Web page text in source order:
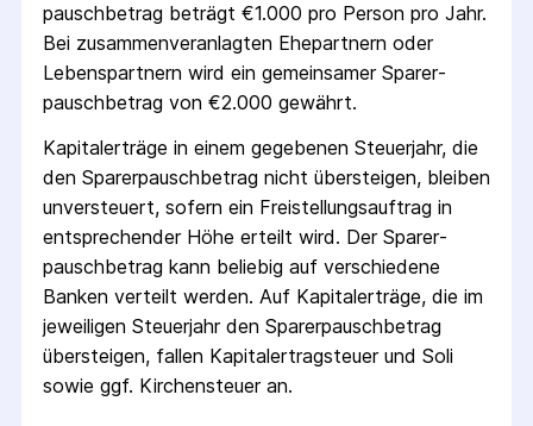
pausch­betrag beträgt €1.000 pro Person pro Jahr.
Bei zusammenveranlagten Ehepartnern oder
Lebenspartnern wird ein gemeinsamer Sparer­
pausch­betrag von €2.000 gewährt.
Kapitalerträge in einem gegebenen Steuerjahr, die
den Sparer­pausch­betrag nicht übersteigen, bleiben
unversteuert, sofern ein Freistellungs­auftrag in
entsprechender Höhe erteilt wird. Der Sparer­
pausch­betrag kann beliebig auf verschiedene
Banken verteilt werden. Auf Kapitalerträge, die im
jeweiligen Steuerjahr den Sparer­pausch­betrag
übersteigen, fallen Kapital­ertrag­steuer und Soli
sowie ggf. Kirchensteuer an.